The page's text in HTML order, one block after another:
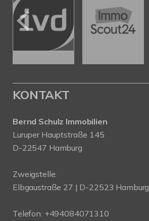
KONTAKT
Bernd Schulz Immobilien
Luruper Hauptstraße 145
D-22547 Hamburg
Zweigstelle:
Elbgaustraße 27 | D-22523 Hamburg
Telefon: +494084071310